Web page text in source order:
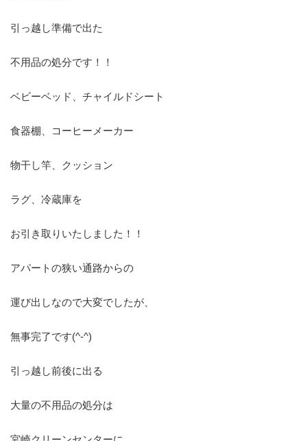
引っ越し準備で出た
不用品の処分です！！
ベビーベッド、チャイルドシート
食器棚、コーヒーメーカー
物干し竿、クッション
ラグ、冷蔵庫を
お引き取りいたしました！！
アパートの狭い通路からの
運び出しなので大変でしたが、
無事完了です(^-^)
引っ越し前後に出る
大量の不用品の処分は